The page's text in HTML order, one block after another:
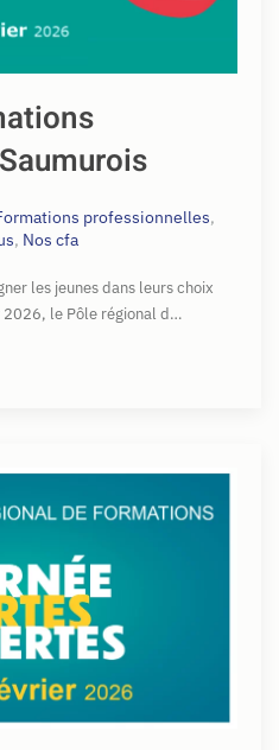
professionnelles,
, Nos cfa
les jeunes dans leurs choix
2026, le Pôle régional d…